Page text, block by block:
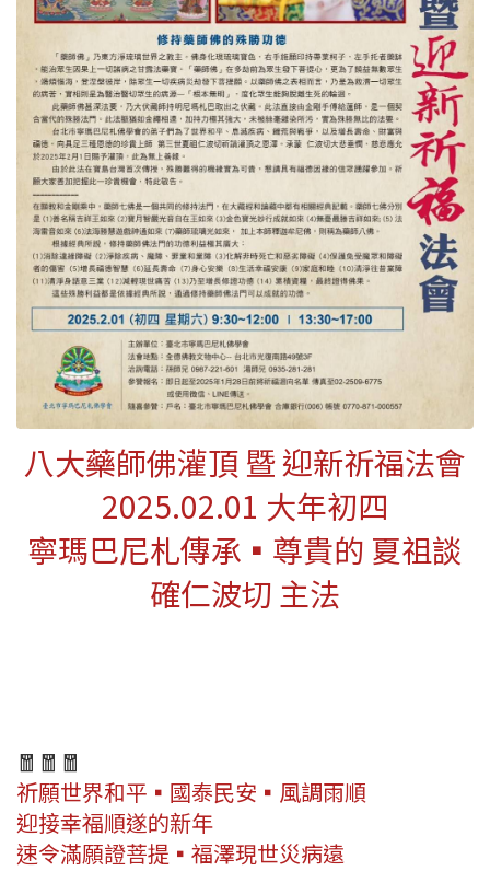
八大藥師佛灌頂 暨 迎新祈福法會
2025.02.01 大年初四
寧瑪巴尼札傳承▪尊貴的 夏祖談
確仁波切 主法
🧧🧧🧧
祈願世界和平▪國泰民安▪風調雨順
迎接幸福順遂的新年
速令滿願證菩提▪福澤現世災病遠